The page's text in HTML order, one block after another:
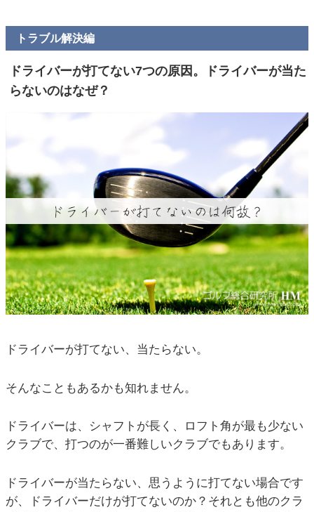
トラブル解決編
ドライバーが打てない7つの原因。ドライバーが当た
らないのはなぜ？
ドライバーが打てない、当たらない。
そんなこともあるかも知れません。
ドライバーは、シャフトが長く、ロフト角が最も少ない
クラブで、打つのが一番難しいクラブでもあります。
ドライバーが当たらない、思うように打てない場合です
が、ドライバーだけが打てないのか？それとも他のクラ